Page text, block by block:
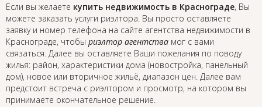
Если вы желаете купить недвижимость в Краснограде, Вы
можете заказать услуги риэлтора. Вы просто оставляете
заявку и номер телефона на сайте агентства недвижимости в
Краснограде, чтобы риэлтор агентства мог с вами
связаться. Далее вы оставляете Ваши пожелания по поводу
жилья: район, характеристики дома (новостройка, панельный
дом), новое или вторичное жильё, диапазон цен. Далее вам
предстоит встреча с риэлтором и просмотр, на котором вы
принимаете окончательное решение.